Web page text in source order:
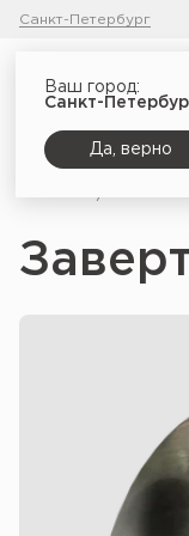
Санкт-Петербург
Ваш город:
Санкт-
Да, верно